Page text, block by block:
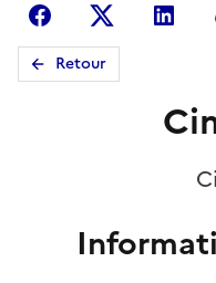
FacebookX
Retour